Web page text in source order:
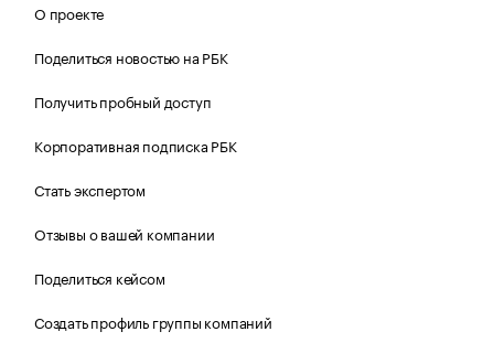
О проекте
Поделиться новостью на РБК
Получить пробный доступ
Корпоративная подписка РБК
Стать экспертом
Отзывы о вашей компании
Поделиться кейсом
Создать профиль группы компаний